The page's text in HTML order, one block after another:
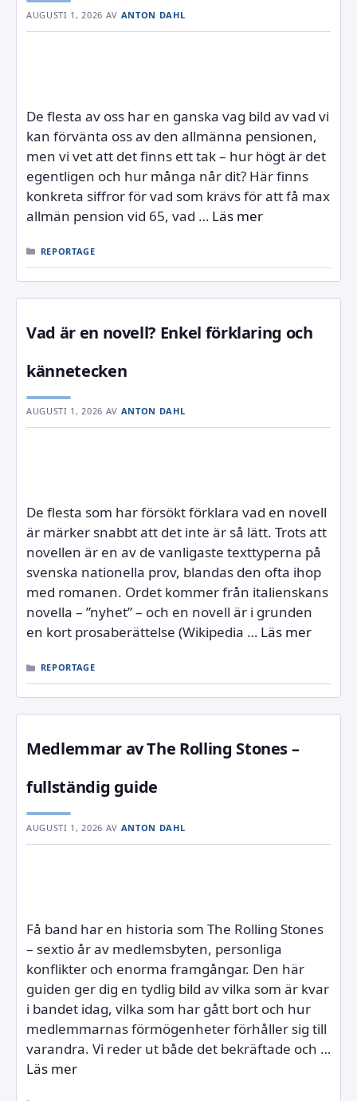
AUGUSTI 1, 2026 AV ANTON DAHL
De flesta av oss har en ganska vag bild av vad vi
kan förvänta oss av den allmänna pensionen,
men vi vet att det finns ett tak – hur högt är det
egentligen och hur många når dit? Här finns
konkreta siffror för vad som krävs för att få max
allmän pension vid 65, vad … Läs mer
KATEGORIER
REPORTAGE
Vad är en novell? Enkel förklaring och
kännetecken
AUGUSTI 1, 2026 AV ANTON DAHL
De flesta som har försökt förklara vad en novell
är märker snabbt att det inte är så lätt. Trots att
novellen är en av de vanligaste texttyperna på
svenska nationella prov, blandas den ofta ihop
med romanen. Ordet kommer från italienskans
novella – ”nyhet” – och en novell är i grunden
en kort prosaberättelse (Wikipedia … Läs mer
KATEGORIER
REPORTAGE
Medlemmar av The Rolling Stones –
fullständig guide
AUGUSTI 1, 2026 AV ANTON DAHL
Få band har en historia som The Rolling Stones
– sextio år av medlemsbyten, personliga
konflikter och enorma framgångar. Den här
guiden ger dig en tydlig bild av vilka som är kvar
i bandet idag, vilka som har gått bort och hur
medlemmarnas förmögenheter förhåller sig till
varandra. Vi reder ut både det bekräftade och …
Läs mer